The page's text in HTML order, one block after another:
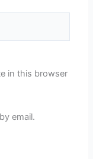
in this browser
email.